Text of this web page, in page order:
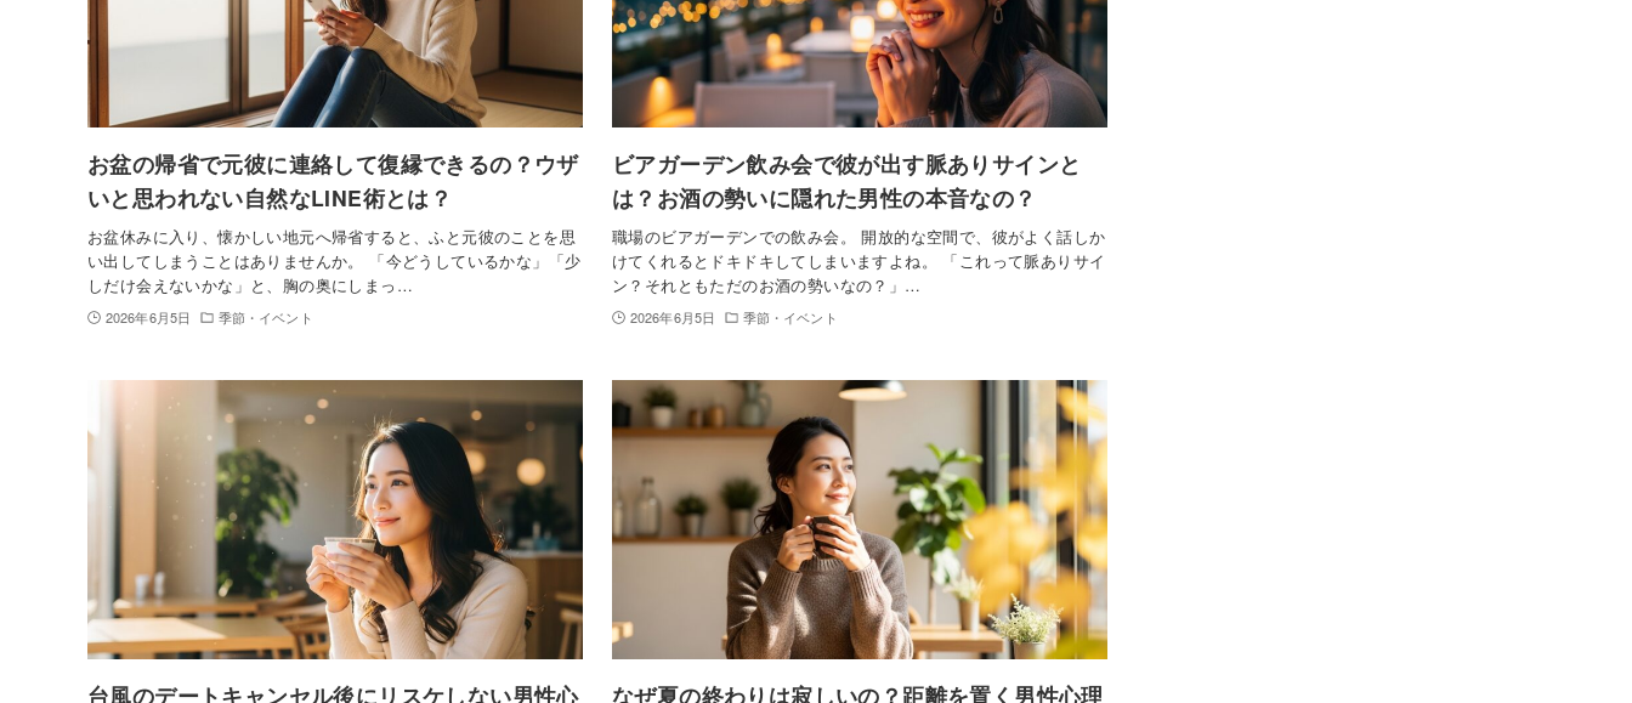
お盆の帰省で元彼に連絡して復縁できるの？ウザ
いと思われない自然なLINE術とは？
お盆休みに入り、懐かしい地元へ帰省すると、ふと元彼のことを思
い出してしまうことはありませんか。 「今どうしているかな」「少
しだけ会えないかな」と、胸の奥にしまっ…
2026年6月5日 季節・イベント
ビアガーデン飲み会で彼が出す脈ありサインと
は？お酒の勢いに隠れた男性の本音なの？
職場のビアガーデンでの飲み会。 開放的な空間で、彼がよく話しか
けてくれるとドキドキしてしまいますよね。 「これって脈ありサイ
ン？それともただのお酒の勢いなの？」…
2026年6月5日 季節・イベント
台風のデートキャンセル後にリスケしない男性心 なぜ夏の終わりは寂しいの？距離を置く男性心理